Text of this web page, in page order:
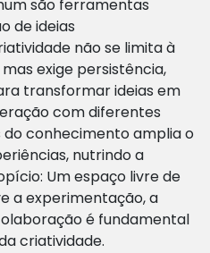
são ferramentas
de ideias
não se limita à
exige persistência,
transformar ideias em
com diferentes
do conhecimento amplia o
nutrindo a
Um espaço livre de
a experimentação, a
é fundamental
criatividade.